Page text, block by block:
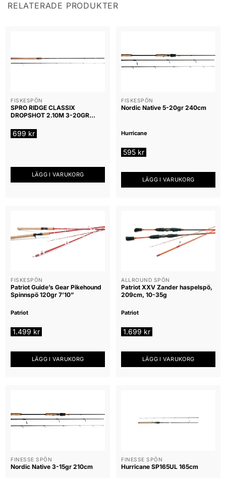
RELATERADE PRODUKTER
FISKESPÖN
SPRO RIDGE CLASSIX
DROPSHOT 2.10M 3-20GR
699 kr
LÄGG I VARUKORG
FISKESPÖN
Nordic Native 5-20gr 240cm
Hurricane
595 kr
LÄGG I VARUKORG
FISKESPÖN
Patriot Guide’s Gear Pikehound
Spinnspö 120gr 7’10”
Patriot
1.499 kr
LÄGG I VARUKORG
ALLROUND SPÖN
Patriot XXV Zander haspelspö,
209cm, 10-35g
Patriot
1.699 kr
LÄGG I VARUKORG
FINESSE SPÖN
Nordic Native 3-15gr 210cm
FINESSE SPÖN
Hurricane SP165UL 165cm